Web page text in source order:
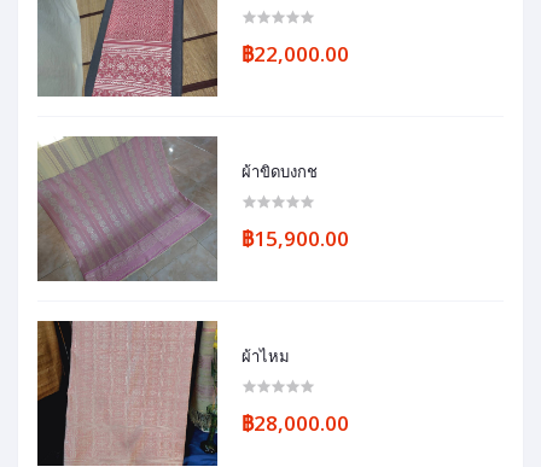
฿22,000.00
ผ้าขิดบงกช
฿15,900.00
ผ้าไหม
฿28,000.00